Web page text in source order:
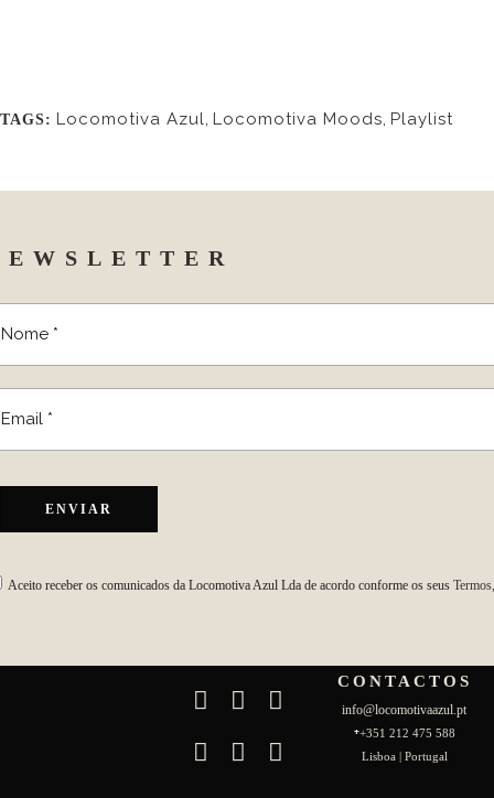
TAGS: Locomotiva Azul, Locomotiva Moods, Playlist
Aceito receber os comunicados da Locomotiva Azul Lda de acordo conforme os seus
CONTACTOS
info@locomotivaazul.pt
++351 212 475 588
Lisboa | Portugal